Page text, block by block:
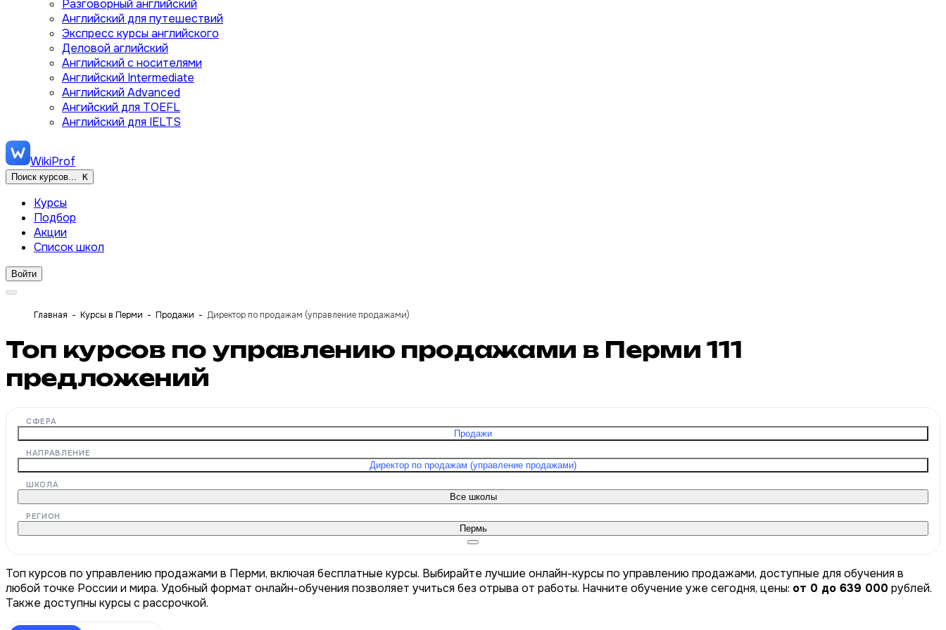
Разговорный английский
Английский для путешествий
Экспресс курсы английского
Деловой аглийский
Английский с носителями
Английский Intermediate
Английский Advanced
Ангийский для TOEFL
Английский для IELTS
WikiProf
Поиск курсов... K
Курсы
Подбор
Акции
Список школ
Войти
Главная Курсы в Перми Продажи Директор по продажам (управление продажами)
Топ курсов по управлению продажами в Перми111
предложений
СФЕРА
Продажи
НАПРАВЛЕНИЕ
Директор по продажам (управление продажами)
ШКОЛА
Все школы
РЕГИОН
Пермь
Топ курсов по управлению продажами в Перми, включая бесплатные курсы. Выбирайте лучшие онлайн-курсы по управлению продажами, доступные для обучения в
любой точке России и мира. Удобный формат онлайн-обучения позволяет учиться без отрыва от работы. Начните обучение уже сегодня, цены: от 0 до 639 000 рублей.
Также доступны курсы с рассрочкой.